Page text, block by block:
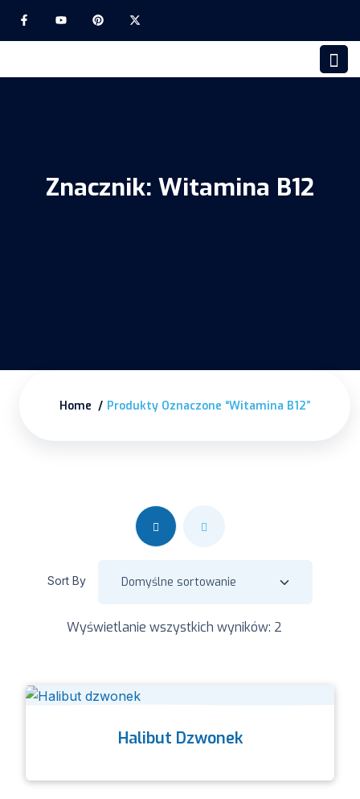
Znacznik: Witamina B12
Home Produkty Oznaczone “witamina B12”
Sort By
Wyświetlanie wszystkich wyników: 2
Halibut Dzwonek